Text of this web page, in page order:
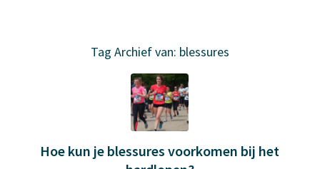
Tag Archief van: blessures
Hoe kun je blessures voorkomen bij het